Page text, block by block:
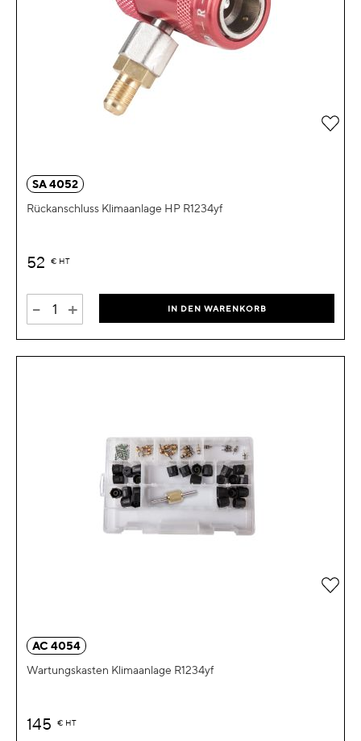
SA 4052
Rückanschluss Klimaanlage HP R1234yf
52 € HT
- + IN DEN WARENKORB
Zur
AC 4054
Wartungskasten Klimaanlage R1234yf
145 € HT
Zur